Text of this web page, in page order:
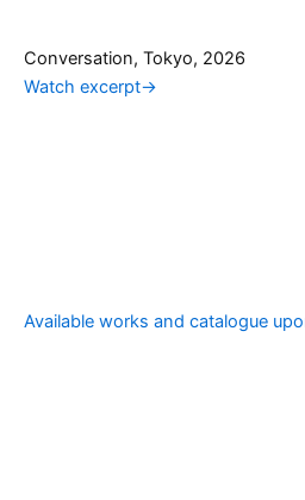
Conversation, Tokyo, 2026
Watch excerpt→
Available works and catalogue